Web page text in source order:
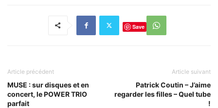
Save
Article précédent
MUSE : sur disques et en
concert, le POWER TRIO
parfait
Article suivant
Patrick Coutin – J’aime
regarder les filles – Quel tube
!